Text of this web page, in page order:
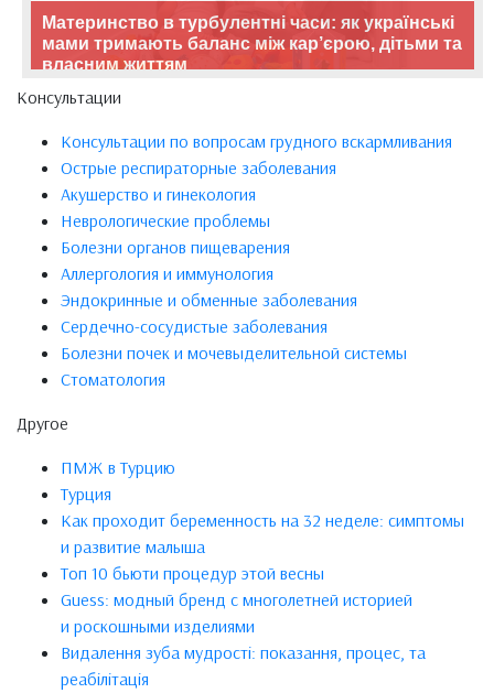
Материнство в турбулентні часи: як українські
мами тримають баланс між кар’єрою, дітьми та
власним життям
Консультации
Консультации по вопросам грудного вскармливания
Острые респираторные заболевания
Акушерство и гинекология
Неврологические проблемы
Болезни органов пищеварения
Аллергология и иммунология
Эндокринные и обменные заболевания
Сердечно-сосудистые заболевания
Болезни почек и мочевыделительной системы
Стоматология
Другое
ПМЖ в Турцию
Турция
Как проходит беременность на 32 неделе: симптомы
и развитие малыша
Топ 10 бьюти процедур этой весны
Guess: модный бренд с многолетней историей
и роскошными изделиями
Видалення зуба мудрості: показання, процес, та
реабілітація